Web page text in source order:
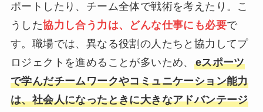
ポートしたり、チーム全体で戦術を考えたり。こ
うした協力し合う力は、どんな仕事にも必要で
す。職場では、異なる役割の人たちと協力してプ
ロジェクトを進めることが多いため、 eスポーツ
で学んだチームワークやコミュニケーション能力
は、社会人になったときに大きなアドバンテージ